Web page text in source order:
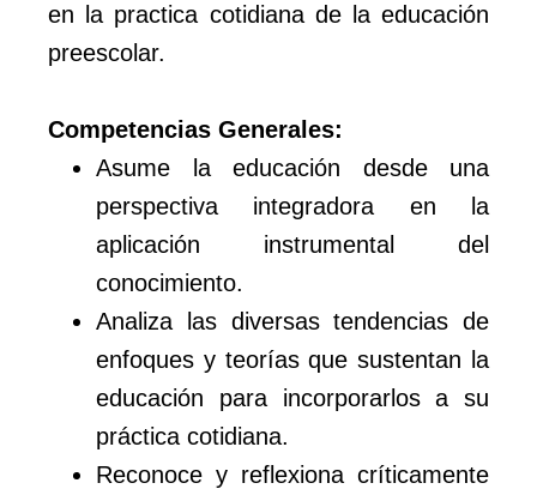
en la practica cotidiana de la educación
preescolar.
Competencias Generales:
Asume la educación desde una
perspectiva integradora en la
aplicación instrumental del
conocimiento.
Analiza las diversas tendencias de
enfoques y teorías que sustentan la
educación para incorporarlos a su
práctica cotidiana.
Reconoce y reflexiona críticamente